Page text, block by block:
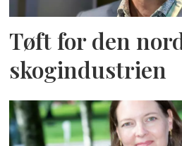
Tøft for den
skogindustrien